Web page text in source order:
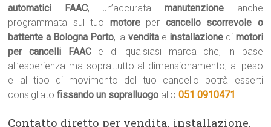
automatici FAAC, un’accuratamanutenzione anche
programmata sul tuo motoreper cancello scorrevole o
battente a Bologna Porto, la venditae installazione di motori
per cancelli FAACe di qualsiasi marca che, in base
all’esperienza ma soprattutto al dimensionamento, al peso
e al tipo di movimento del tuo cancello potrà esserti
consigliatofissando un sopralluogo allo051 0910471.
Contatto diretto per vendita, installazione,